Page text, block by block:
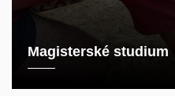
Magisterské studium